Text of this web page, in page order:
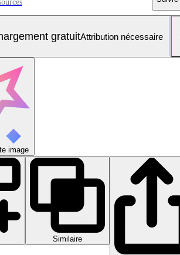
gratuitAttribution nécessaire
image
Similaire